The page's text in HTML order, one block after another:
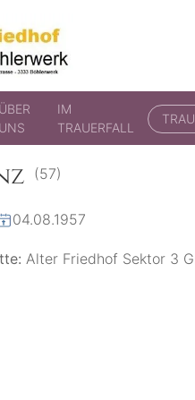
von Böhlerwerk
ÜBER
UNS
IM
TRAUERFALL
(57)
04.08.1957
Alter Friedhof Sektor 3